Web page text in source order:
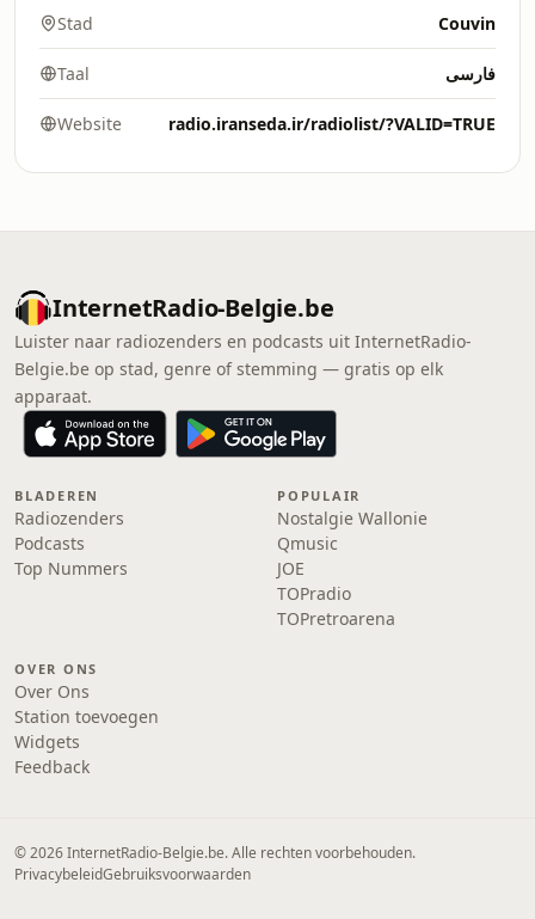
Stad Couvin
Taal فارسی
Website radio.iranseda.ir/radiolist/?VALID=TRUE
InternetRadio-Belgie.be
Luister naar radiozenders en podcasts uit InternetRadio-
Belgie.be op stad, genre of stemming — gratis op elk
apparaat.
BLADEREN
Radiozenders
Podcasts
Top Nummers
POPULAIR
Nostalgie Wallonie
Qmusic
JOE
TOPradio
TOPretroarena
OVER ONS
Over Ons
Station toevoegen
Widgets
Feedback
© 2026 InternetRadio-Belgie.be. Alle rechten voorbehouden.
PrivacybeleidGebruiksvoorwaarden